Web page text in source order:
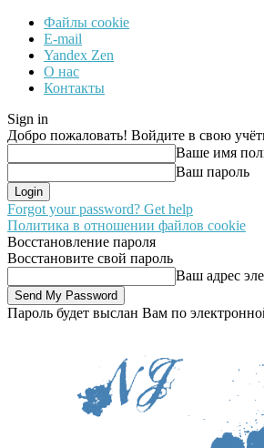
Файлы cookie
E-mail
Yandex Zen
О нас
Контакты
Sign in
Добро пожаловать! Войдите в свою
Ваше имя
Ваш пароль
Forgot your password? Get help
Политика в отношении файлов cookie
Восстановление пароля
Восстановите свой пароль
Ваш адрес
Пароль будет выслан Вам по